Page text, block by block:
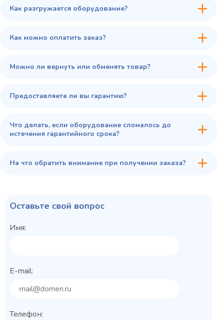
45 900 ₽
Как разгружается оборудование?
Как можно оплатить заказ?
Можно ли вернуть или обменять товар?
Предоставляете ли вы гарантию?
Что делать, если оборудование сломалось до
истечения гарантийного срока?
На что обратить внимание при получении заказа?
Оставьте свой вопрос
Имя:
E-mail:
Телефон: